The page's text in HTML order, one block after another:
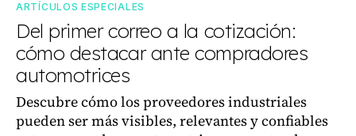
ARTÍCULOS ESPECIALES
Del primer correo a la cotización:
cómo destacar ante compradores
automotrices
Descubre cómo los proveedores industriales
pueden ser más visibles, relevantes y confiables